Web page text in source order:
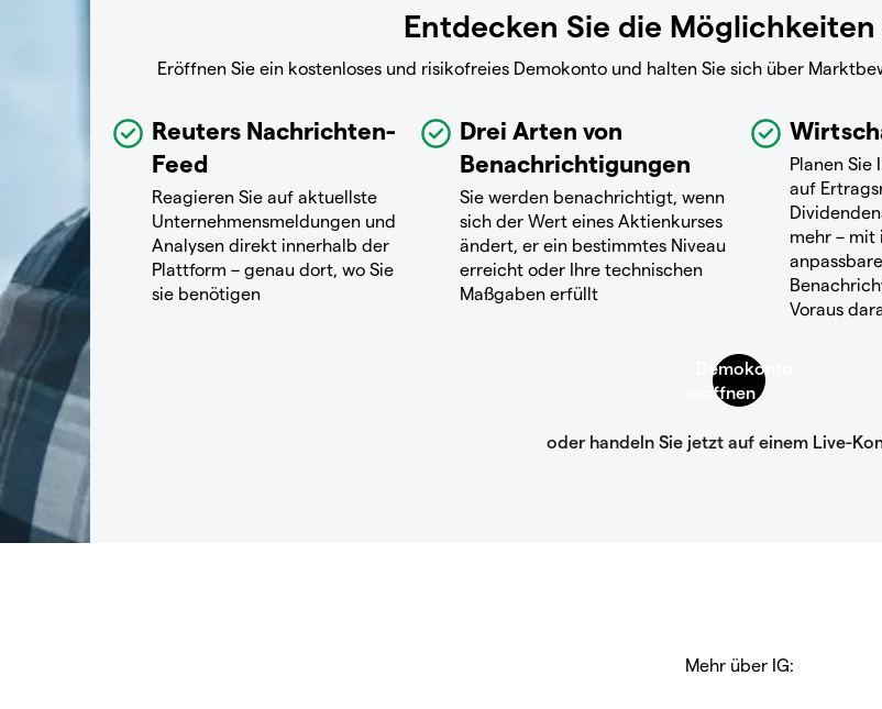
Entdecken Sie die
Eröffnen Sie ein kostenloses und risikofreies Demokonto und halten Sie sich über
Reuters Nachrichten-
Feed
Reagieren Sie auf aktuellste
Unternehmensmeldungen und
Analysen direkt innerhalb der
Plattform – genau dort, wo Sie
sie benötigen
Drei Arten von
Benachrichtigungen
Sie werden benachrichtigt, wenn
sich der Wert eines Aktienkurses
ändert, er ein bestimmtes Niveau
erreicht oder Ihre technischen
Maßgaben erfüllt
Planen Sie
auf
mehr – mit
Voraus
Mehr über IG: